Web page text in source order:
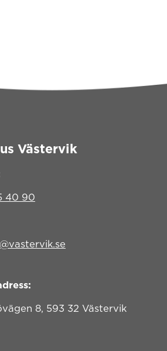
Västervik
40 90
8, 593 32 Västervik